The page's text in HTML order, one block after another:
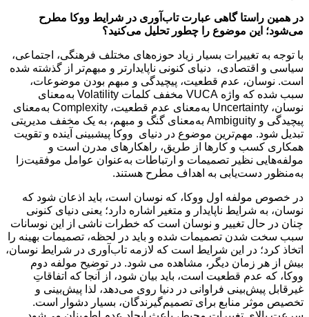
در همین راستا گاهی عبارت تاب‌آوری در شرایط ووکا مطرح
می‌شود؛ این موضوع را چطور تحلیل می‌کنید؟
با توجه به تغییرات بسیار زیاد حوزه‌های مختلف فرهنگی، اجتماعی،
سیاسی و اقتصادی، دنیای کنونی ناپایدارتر و مبهم‌تر از گذشته شده
‌است. نوسان، عدم قطعیت، پیچیدگی و مبهم بودن موضوعات،
سبب شده که واژه VUCA مخفف کلمات Volatility به‌معنای
نوسان، Uncertainty به‌معنای عدم قطعیت، Complexity به‌معنای
پیچیدگی و Ambiguity به‌معنای گنگ و مبهم، به یک مخفف مدیریتی
تبدیل شود. مهم‌ترین موضوع در دنیای ووکا پیشبینی آینده و تقویت
همکاری کسب و کارها از طریق، راهکارهای مدرن است و
مولفه‌هایی نظیر تصمیمات و ارتباطات به‌عنوان عوامل موفقیت‌زا
به‌منظور دست‌یابی به اهداف مطرح هستند.
در خصوص مولفه اول ووکا، که نوسان است، باید اذعان شود که
نوسان، به شرایط ناپایدار و متغیر اشاره دارد؛ یعنی دنیای کنونی
چنان در حال تغییر و نوسان است که خطرات ناشی از این نوسانات
سبب سخت شدن تصمیمات شده و باید در لحظه، تصمیمات بهینه را
اتخاذ کرد؛ در این شرایط است که لازمه تاب‌آوری در شرایط نوسان،
بیش از هر زمان دیگر، مشاهده می شود. در توضیح مولفه دوم
ووکا، که عدم قطعیت است، باید بیان شود، از آنجا که اتفاقاتِ
غیرقابل پیش‌‌بینی فراوانی در دنیا روی می‌دهد، لذا پیش‌‌بینی و
تخصیص موثر منابع برای تصمیم‌‌گیرندگان، بسیار دشوار است.